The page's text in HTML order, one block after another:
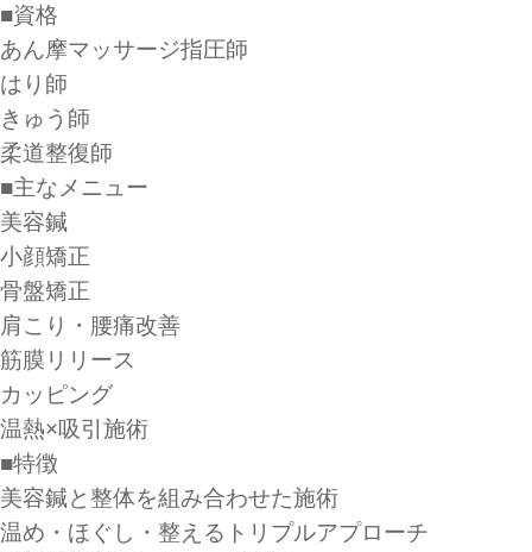
■資格
あん摩マッサージ指圧師
はり師
きゅう師
柔道整復師
■主なメニュー
美容鍼
小顔矯正
骨盤矯正
肩こり・腰痛改善
筋膜リリース
カッピング
温熱×吸引施術
■特徴
美容鍼と整体を組み合わせた施術
温め・ほぐし・整えるトリプルアプローチ